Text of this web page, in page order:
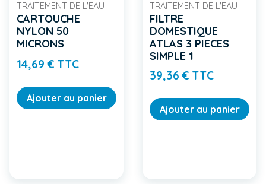
TRAITEMENT DE L'EAU
CARTOUCHE
NYLON 50
MICRONS
14,69 € TTCPrix
Ajouter au panier
TRAITEMENT DE L'EAU
FILTRE
DOMESTIQUE
ATLAS 3 PIECES
SIMPLE 1
39,36 € TTCPrix
Ajouter au panier